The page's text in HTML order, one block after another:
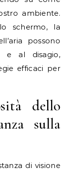
ambiente.
schermo, la
possono
e al disagio,
efficaci per
dello
sulla
di visione